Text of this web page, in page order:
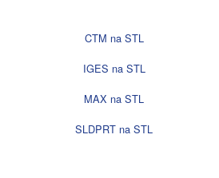
CTM na STL
IGES na STL
MAX na STL
SLDPRT na STL